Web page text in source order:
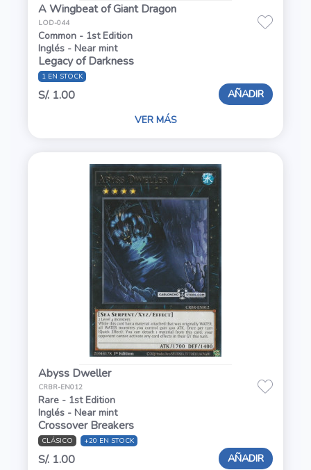
A Wingbeat of Giant Dragon
LOD-044
Common - 1st Edition
Inglés - Near mint
Legacy of Darkness
1 EN STOCK
S/. 1.00 AÑADIR
VER MÁS
Abyss Dweller
CRBR-EN012
Rare - 1st Edition
Inglés - Near mint
Crossover Breakers
CLÁSICO +20 EN STOCK
S/. 1.00 AÑADIR